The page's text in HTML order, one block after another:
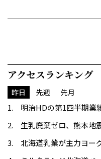
アクセスランキング
昨日 先週 先月
明治HDの第1四半期業
生乳廃棄ゼロ、熊本地
北海道乳業が主力ヨー